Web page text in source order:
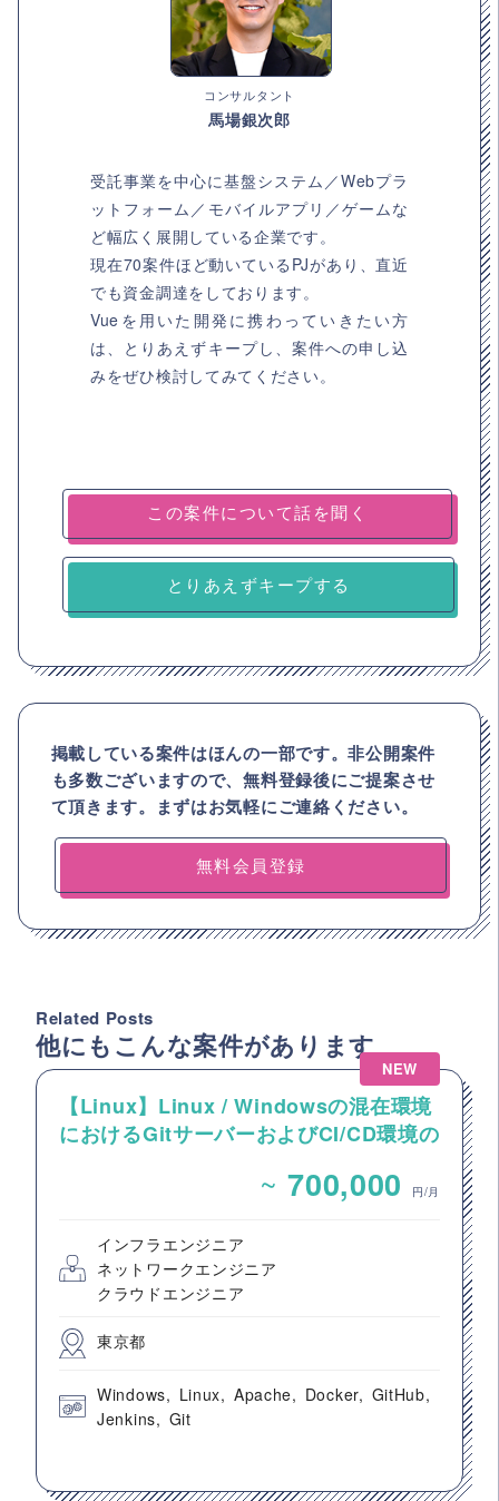
コンサルタント
馬場銀次郎
受託事業を中心に基盤システム／Webプラ
ットフォーム／モバイルアプリ／ゲームな
ど幅広く展開している企業です。
現在70案件ほど動いているPJがあり、直近
でも資金調達をしております。
Vueを用いた開発に携わっていきたい方
は、とりあえずキープし、案件への申し込
みをぜひ検討してみてください。
とりあえずキープする
掲載している案件はほんの一部です。非公開案件
も多数ございますので、無料登録後にご提案させ
て頂きます。まずはお気軽にご連絡ください。
無料会員登録
Related Posts
他にもこんな案件があります
NEW
【Linux】Linux / Windowsの混在環境
におけるGitサーバーおよびCI/CD環境の
~ 700,000 円/月
インフラエンジニア
ネットワークエンジニア
クラウドエンジニア
東京都
Windows Linux Apache Docker
GitHub
Jenkins
Git